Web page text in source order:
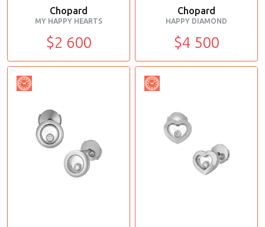
Chopard
MY HAPPY HEARTS
$2 600
Chopard
HAPPY DIAMOND
$4 500